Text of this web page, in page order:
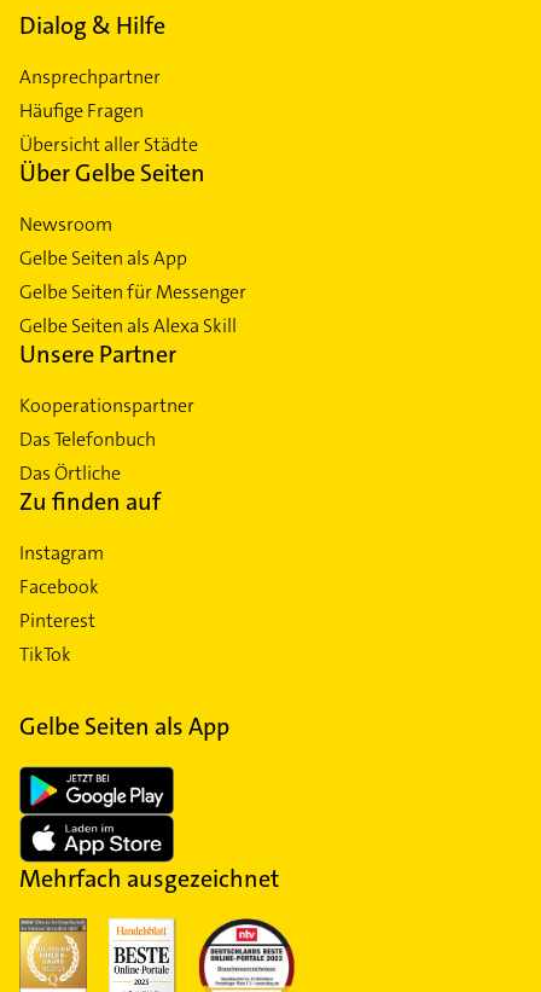
Dialog & Hilfe
Ansprechpartner
Häufige Fragen
Übersicht aller Städte
Über Gelbe Seiten
Newsroom
Gelbe Seiten als App
Gelbe Seiten für Messenger
Gelbe Seiten als Alexa Skill
Unsere Partner
Kooperationspartner
Das Telefonbuch
Das Örtliche
Zu finden auf
Instagram
Facebook
Pinterest
TikTok
Gelbe Seiten als App
Mehrfach ausgezeichnet